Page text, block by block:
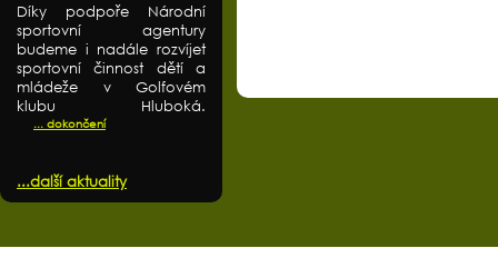
Díky podpoře Národní
sportovní agentury
budeme i nadále rozvíjet
sportovní činnost dětí a
mládeže v Golfovém
klubu Hluboká.
... dokončení
...další aktuality